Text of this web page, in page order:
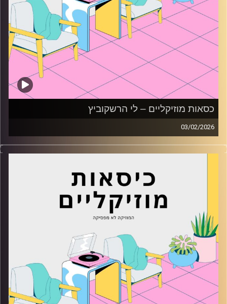
כסאות מוזיקליים – לי הרשקוביץ
03/02/2026
כסאות מוזיקליים עם לי הרשקוביץ